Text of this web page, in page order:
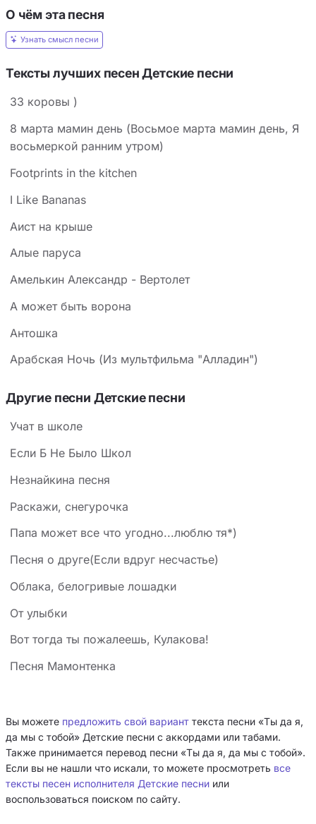
О чём эта песня
Узнать смысл песни
Тексты лучших песен Детские песни
33 коровы )
8 марта мамин день (Восьмое марта мамин день, Я
восьмеркой ранним утром)
Footprints in the kitchen
I Like Bananas
Аист на крыше
Алые паруса
Амелькин Александр - Вертолет
А может быть ворона
Антошка
Арабская Ночь (Из мультфильма "Алладин")
Другие песни Детские песни
Учат в школе
Если Б Не Было Школ
Незнайкина песня
Раскажи, снегурочка
Папа может все что угодно...люблю тя*)
Песня о друге(Если вдруг несчастье)
Облака, белогривые лошадки
От улыбки
Вот тогда ты пожалеешь, Кулакова!
Песня Мамонтенка
Вы можете предложить свой вариант текста песни «Ты да я,
да мы с тобой» Детские песни с аккордами или табами.
Также принимается перевод песни «Ты да я, да мы с тобой».
Если вы не нашли что искали, то можете просмотреть все
тексты песен исполнителя Детские песни или
воспользоваться поиском по сайту.